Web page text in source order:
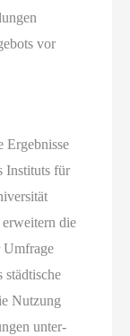
vor
Ergebnisse
Instituts für
die
Umfrage
städtische
Nutzung
unter-